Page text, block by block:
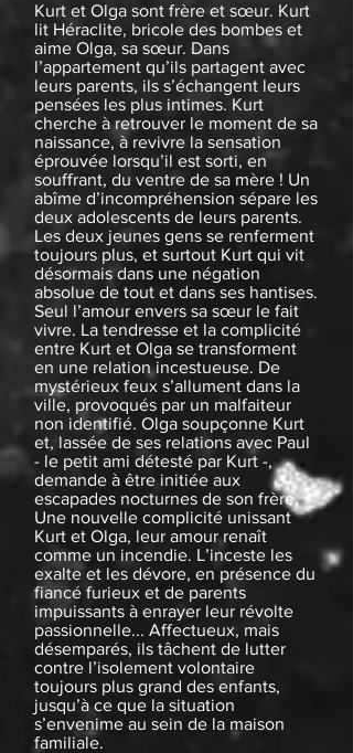
Kurt et Olga sont frère et sœur. Kurt
lit Héraclite, bricole des bombes et
aime Olga, sa sœur. Dans
l’appartement qu’ils partagent avec
leurs parents, ils s’échangent leurs
pensées les plus intimes. Kurt
cherche à retrouver le moment de sa
naissance, à revivre la sensation
éprouvée lorsqu’il est sorti, en
souffrant, du ventre de sa mère ! Un
abîme d’incompréhension sépare les
deux adolescents de leurs parents.
Les deux jeunes gens se renferment
toujours plus, et surtout Kurt qui vit
désormais dans une négation
absolue de tout et dans ses hantises.
Seul l’amour envers sa sœur le fait
vivre. La tendresse et la complicité
entre Kurt et Olga se transforment
en une relation incestueuse. De
mystérieux feux s’allument dans la
ville, provoqués par un malfaiteur
non identifié. Olga soupçonne Kurt
et, lassée de ses relations avec Paul
- le petit ami détesté par Kurt -,
demande à être initiée aux
escapades nocturnes de son frère.
Une nouvelle complicité unissant
Kurt et Olga, leur amour renaît
comme un incendie. L’inceste les
exalte et les dévore, en présence du
fiancé furieux et de parents
impuissants à enrayer leur révolte
passionnelle... Affectueux, mais
désemparés, ils tâchent de lutter
contre l’isolement volontaire
toujours plus grand des enfants,
jusqu’à ce que la situation
s’envenime au sein de la maison
familiale.